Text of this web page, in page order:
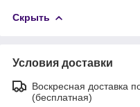
Скрыть
Условия доставки
Воскресная доставка
(бесплатная)